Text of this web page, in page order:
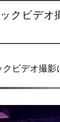
クビデオ
ビデオ撮